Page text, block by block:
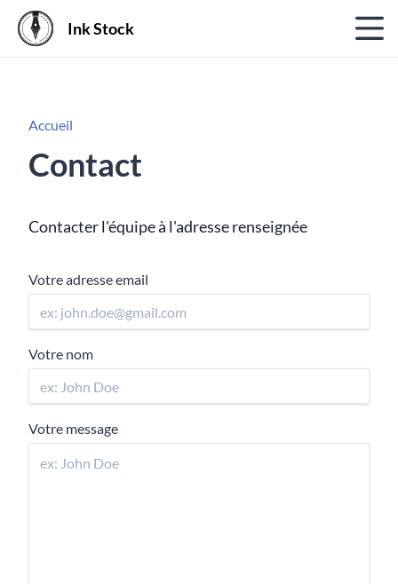
Ink Stock
Accueil
Contact
Contacter l'équipe à l'adresse renseignée
Votre adresse email
Votre nom
Votre message